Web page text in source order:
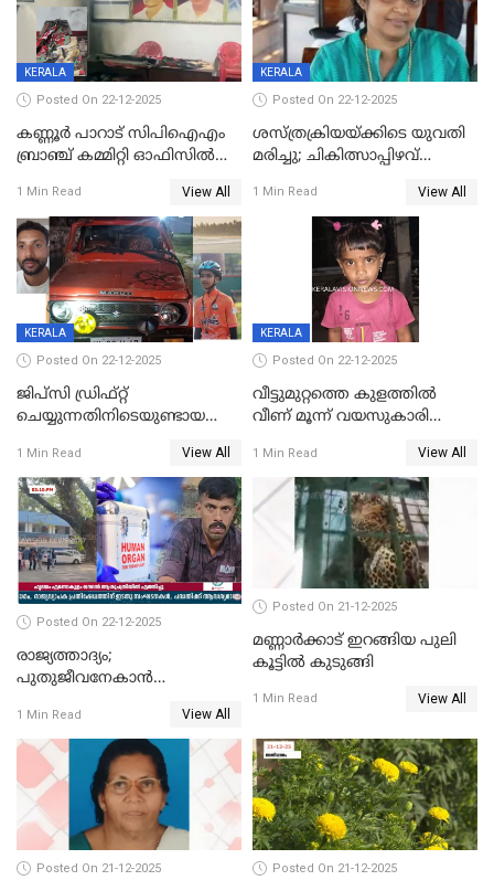
KERALA
Posted On 22-12-2025
കണ്ണൂർ പാറാട് സിപിഐഎം
ബ്രാഞ്ച് കമ്മിറ്റി ഓഫിസിൽ
ചിത്രങ്ങളടക്കം കത്തിയ
നിലയിൽ
1 Min Read View All
KERALA
Posted On 22-12-2025
ശസ്ത്രക്രിയയ്‌ക്കിടെ യുവതി
മരിച്ചു; ചികിത്സാപ്പിഴവ്
സംഭവം മാവേലിക്കരയിൽ
1 Min Read View All
KERALA
Posted On 22-12-2025
ജിപ്സി ഡ്രിഫ്റ്റ്
ചെയ്യുന്നതിനിടെയുണ്ടായ
ദാരുണാന്ത്യം; ജീപ്സി
ഓടിച്ചയാൾ അറസ്റ്റിൽ.
1 Min Read View All
KERALA
Posted On 22-12-2025
വീട്ടുമുറ്റത്തെ കുളത്തിൽ
വീണ് മൂന്ന് വയസുകാരി
1 Min Read View All
Posted On 22-12-2025
രാജ്യത്താദ്യം;
പുതുജീവനേകാൻ
എറണാകുളം സർക്കാർ
ജനറൽ
ആശുപത്രിയിലെത്തിച്ചു
1 Min Read View All
Posted On 21-12-2025
മണ്ണാർക്കാട് ഇറങ്ങിയ പുലി
കൂട്ടിൽ കുടുങ്ങി
1 Min Read View All
Posted On 21-12-2025 Posted On 21-12-2025